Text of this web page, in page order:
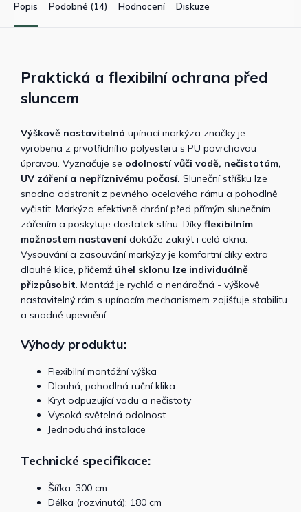
Popis Podobné (14) Hodnocení Diskuze
Praktická a flexibilní ochrana před
sluncem
Výškově nastavitelná upínací markýza značky je
vyrobena z prvotřídního polyesteru s PU povrchovou
úpravou. Vyznačuje se odolností vůči vodě, nečistotám,
UV záření a nepříznivému počasí. Sluneční stříšku lze
snadno odstranit z pevného ocelového rámu a pohodlně
vyčistit. Markýza efektivně chrání před přímým slunečním
zářením a poskytuje dostatek stínu. Díky flexibilním
možnostem nastavenídokáže zakrýt i celá okna.
Vysouvání a zasouvání markýzy je komfortní díky extra
dlouhé klice, přičemž úhel sklonu lze individuálně
přizpůsobit. Montáž je rychlá a nenáročná - výškově
nastavitelný rám s upínacím mechanismem zajišťuje stabilitu
a snadné upevnění.
Výhody produktu:
Flexibilní montážní výška
Dlouhá, pohodlná ruční klika
Kryt odpuzující vodu a nečistoty
Vysoká světelná odolnost
Jednoduchá instalace
Technické specifikace:
Šířka: 300 cm
Délka (rozvinutá): 180 cm